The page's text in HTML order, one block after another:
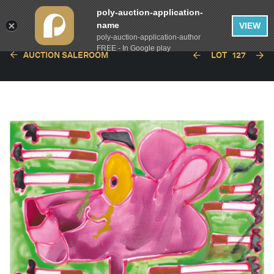
AUCTION SALEROOM LOT 127
poly-auction-application-
name
poly-auction-application-author
FREE - In Google play
VIEW